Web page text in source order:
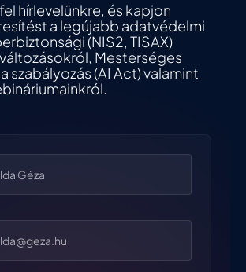
hírlevelünkre, és kapjon
a legújabb adatvédelmi
(NIS2, TISAX)
Mesterséges
szabályozás (AI Act) valamint